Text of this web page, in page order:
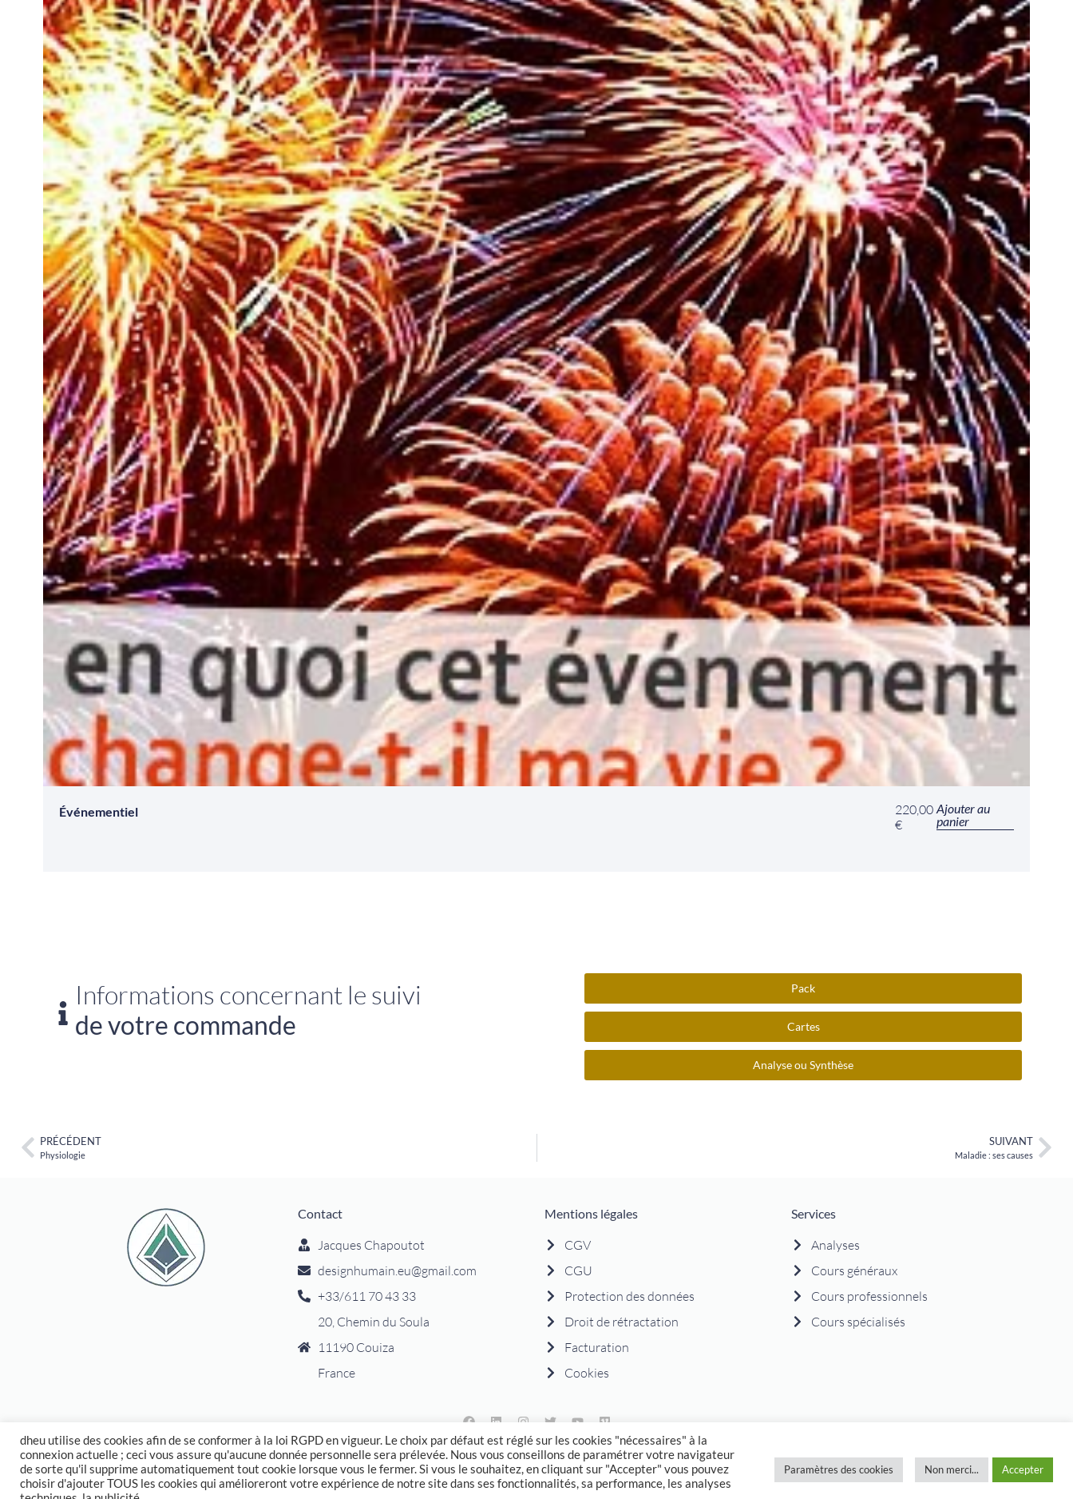
Événementiel
220,00
€
Ajouter au
panier
Informations concernant le suivi
de votre commande
Pack
Cartes
Analyse ou Synthèse
PRÉCÉDENT
Physiologie
SUIVANT
Maladie : ses causes
Contact
Jacques Chapoutot
designhumain.eu@gmail.com
+33/611 70 43 33
20, Chemin du Soula
11190 Couiza
France
Mentions légales
CGV
CGU
Protection des données
Droit de rétractation
Facturation
Cookies
Services
Analyses
Cours généraux
Cours professionnels
Cours spécialisés
© designhumain.eu 2007-2026. Tous droits réservés. Jovian Archive Corporation détient les droits internationaux de « The Human Design System », « The Global Incarnation Index », « Primary Health System
» et de la connaissance dérivée des enseignements de Ra Uru Hu. Copyright 2004-2026. Le « Rave BodyGraph TM » et le « Rave Mandala TM » sont des marques déposées de Jovian Archive Corporation.
dheu utilise des cookies afin de se conformer à la loi RGPD en vigueur. Le choix par défaut est réglé sur les cookies "nécessaires" à la
connexion actuelle ; ceci vous assure qu'aucune donnée personnelle sera prélevée. Nous vous conseillons de paramétrer votre navigateur
de sorte qu'il supprime automatiquement tout cookie lorsque vous le fermer. Si vous le souhaitez, en cliquant sur "Accepter" vous pouvez
choisir d'ajouter TOUS les cookies qui amélioreront votre expérience de notre site dans ses fonctionnalités, sa performance, les analyses
Paramètres des cookies Non merci... Accepter